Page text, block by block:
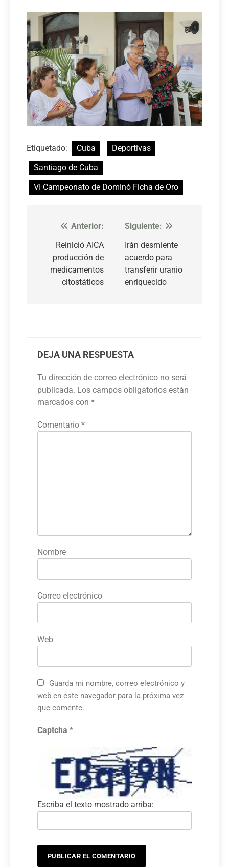
Etiquetado: Cuba
Deportivas
Santiago de Cuba
VI Campeonato de Dominó Ficha de Oro
Navegación
entradas
Anterior:
Reinició AICA
producción de
medicamentos
citostáticos
Siguiente:
Irán desmiente
acuerdo para
transferir uranio
enriquecido
DEJA UNA RESPUESTA
Tu dirección de correo electrónico no será
publicada. Los campos obligatorios están
marcados con *
Comentario *
Nombre
Correo electrónico
Web
Guarda mi nombre, correo electrónico y
web en este navegador para la próxima vez
que comente.
Captcha *
Escriba el texto mostrado arriba: